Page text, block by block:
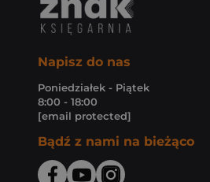
Napisz do nas
Poniedziałek - Piątek
8:00 - 18:00
[email protected]
Bądź z nami na bieżąco